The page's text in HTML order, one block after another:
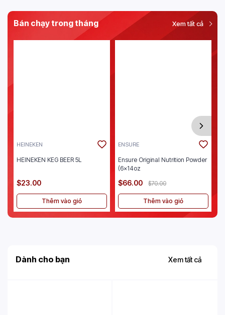
Bán chạy trong tháng Xem tất cả
HEINEKEN
HEINEKEN KEG BEER 5L
$23.00
Thêm vào giỏ
ENSURE
Ensure Original Nutrition Powder
(6x14oz
$66.00 $70.00
Thêm vào giỏ
Dành cho bạn Xem tất cả